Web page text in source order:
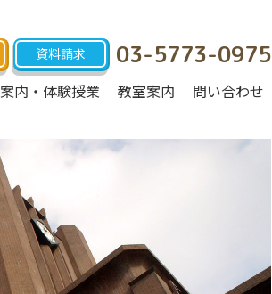
資料請求 03-5773-0975
内・体験授業 教室案内 問い合わせ